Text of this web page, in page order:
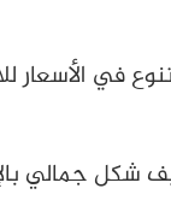
التنوع في
شكل جمالي